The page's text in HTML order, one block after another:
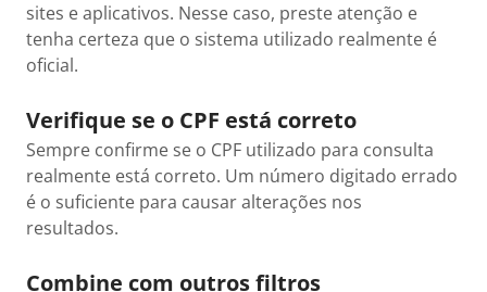
sites e aplicativos. Nesse caso, preste atenção e
tenha certeza que o sistema utilizado realmente é
oficial.
Verifique se o CPF está correto
Sempre confirme se o CPF utilizado para consulta
realmente está correto. Um número digitado errado
é o suficiente para causar alterações nos
resultados.
Combine com outros filtros